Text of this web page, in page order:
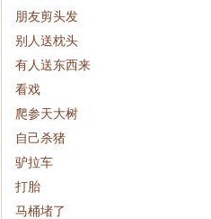
朋友剪头发
别人送枕头
有人送东西来
看戏
爬参天大树
自己杀猪
驴拉车
打胎
马桶堵了